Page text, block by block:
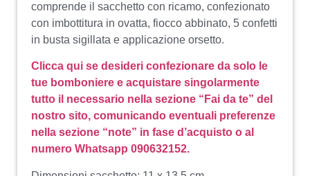
comprende il sacchetto con ricamo, confezionato
con imbottitura in ovatta, fiocco abbinato, 5 confetti
in busta sigillata e applicazione orsetto.
Clicca qui se desideri confezionare da solo le
tue bomboniere e acquistare singolarmente
tutto il necessario nella sezione “Fai da te” del
nostro sito, comunicando eventuali preferenze
nella sezione “note” in fase d’acquisto o al
numero Whatsapp 090632152.